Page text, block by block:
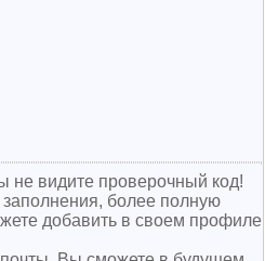
не видите проверочный код!
более полную
добавить в своем профиле